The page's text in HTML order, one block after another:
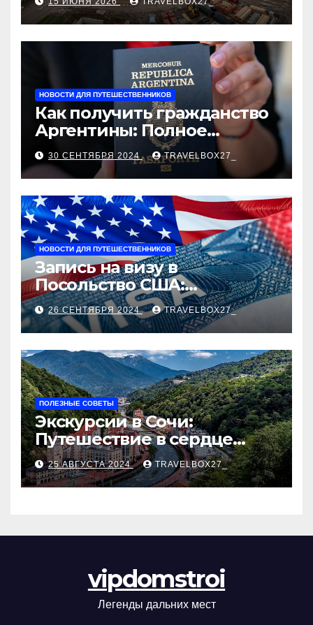
застройщика, сценарии
оформления сделки и
рыночные ориентиры
НОВОСТИ ДЛЯ ПУТЕШЕСТВЕННИКОВ
Как получить гражданство
Аргентины: Полное
руководство
30 СЕНТЯБРЯ 2024 TRAVELBOX27_
НОВОСТИ ДЛЯ ПУТЕШЕСТВЕННИКОВ
Запись на визу в
Посольство США:
Пошаговое руководство
26 СЕНТЯБРЯ 2024 TRAVELBOX27_
ПОЛЕЗНЫЕ СОВЕТЫ
Экскурсии в Сочи:
Путешествие в сердце
Черноморского курорта
25 АВГУСТА 2024 TRAVELBOX27_
vipdomstroi
Легенды дальних мест